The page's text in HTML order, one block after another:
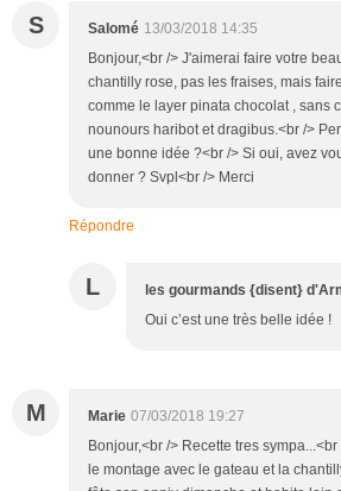
S Salomé 13/03/2018 14:35
Bonjour,<br /> J'aimerai faire votre
chantilly rose, pas les fraises, mais
comme le layer pinata chocolat , sans
nounours haribot et dragibus.<br />
une bonne idée ?<br /> Si oui, avez
donner ? Svpl<br /> Merci
Répondre
L les gourmands {disent}
Oui c’est une très belle idée !
M Marie 07/03/2018 19:27
Bonjour,<br /> Recette tres
le montage avec le gateau et la